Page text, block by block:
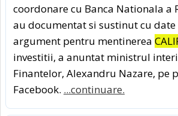
coordonare cu Banca Nationala a
au documentat si sustinut cu
argument pentru mentinerea
investitii, a anuntat ministrul
Finantelor, Alexandru Nazare, pe
Facebook. ...continuare.